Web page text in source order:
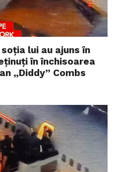
lui au ajuns în
în închisoarea
„Diddy” Combs